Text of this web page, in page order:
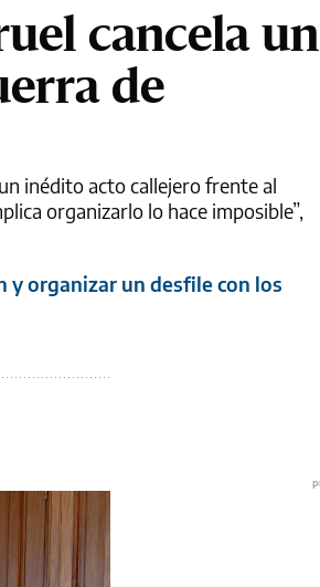
cancela un
de
inédito acto callejero frente al
organizarlo lo hace imposible”,
organizar un desfile con los